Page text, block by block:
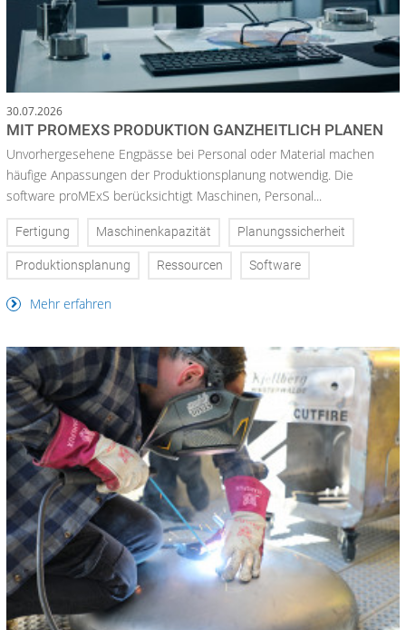
30.07.2026
MIT PROMEXS PRODUKTION GANZHEITLICH PLANEN
Unvorhergesehene Engpässe bei Personal oder Material machen
häufige Anpassungen der Produktionsplanung notwendig. Die
software proMExS berücksichtigt Maschinen, Personal...
Fertigung Maschinenkapazität Planungssicherheit
Produktionsplanung Ressourcen Software
Mehr erfahren